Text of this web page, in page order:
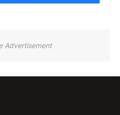
Advertisement